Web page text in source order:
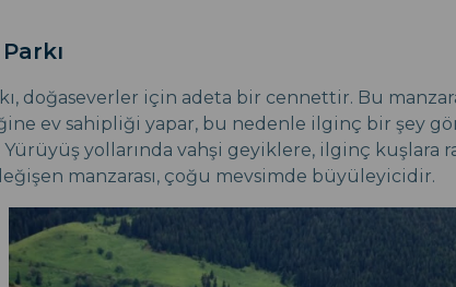
doğaseverler için adeta bir cennettir. Bu
ev sahipliği yapar, bu nedenle ilginç bir şey
yollarında vahşi geyiklere, ilginç kuşlara
manzarası, çoğu mevsimde büyüleyicidir.